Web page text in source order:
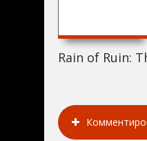
Rain of Ruin: